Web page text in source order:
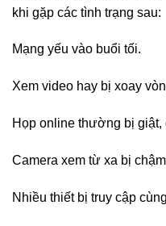
khi gặp các tình trạng sau:
Mạng yếu vào buổi tối.
Xem video hay bị xoay
Họp online thường bị giật,
Camera xem từ xa bị
Nhiều thiết bị truy cập